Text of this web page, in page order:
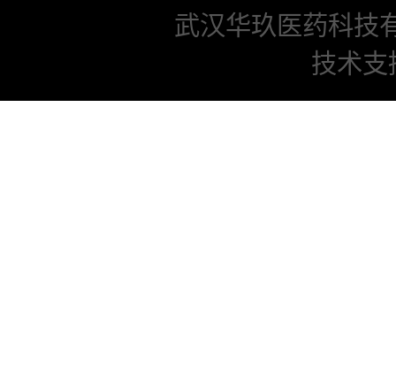
武汉华玖医药科技
技术